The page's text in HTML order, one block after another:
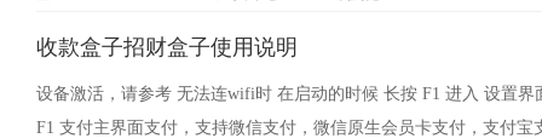
收款盒子招财盒子使用说明
设备激活，请参考 无法连wifi时 在启动的时候 长按 F1 进入 设置
F1 支付主界面支付，支持微信支付，微信原生会员卡支付，支付宝